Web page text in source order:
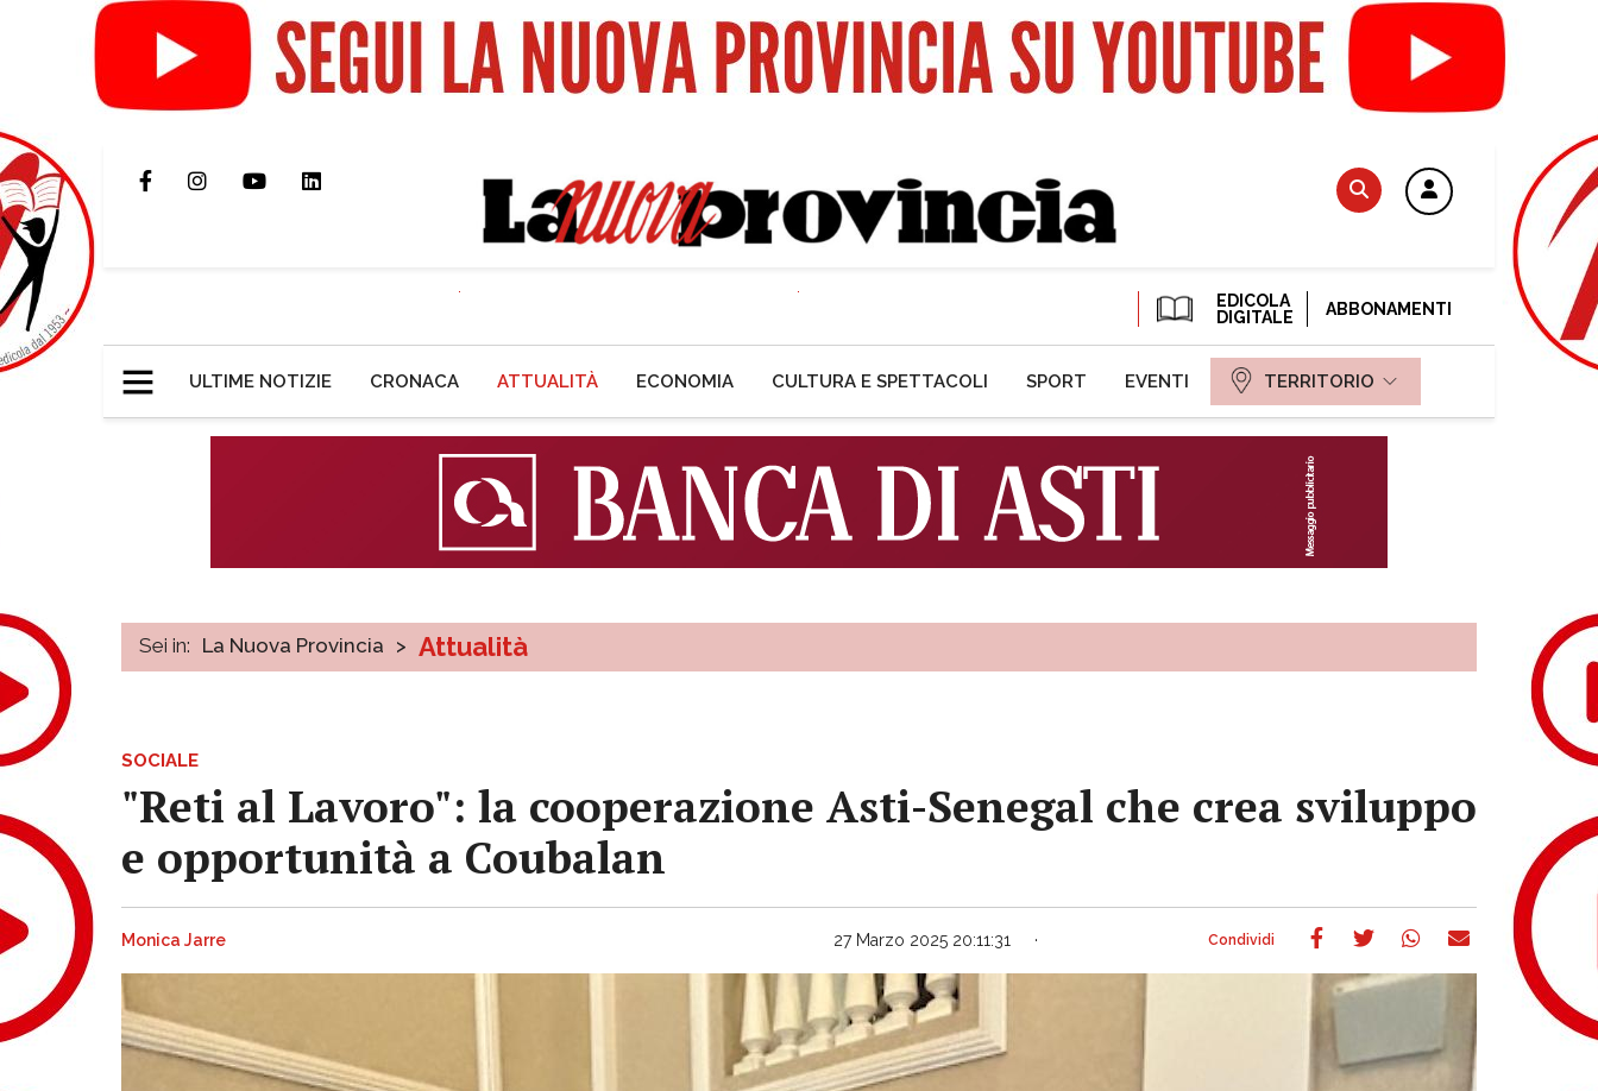
EDICOLA
DIGITALE
ABBONAMENTI
ULTIME NOTIZIE CRONACA ATTUALITÀ ECONOMIA CULTURA E SPETTACOLI SPORT EVENTI TERRITORIO
Sei in: La Nuova Provincia > Attualità
SOCIALE
"Reti al Lavoro": la cooperazione Asti-Senegal che crea sviluppo
e opportunità a Coubalan
Monica Jarre 27 Marzo 2025 20:11:31